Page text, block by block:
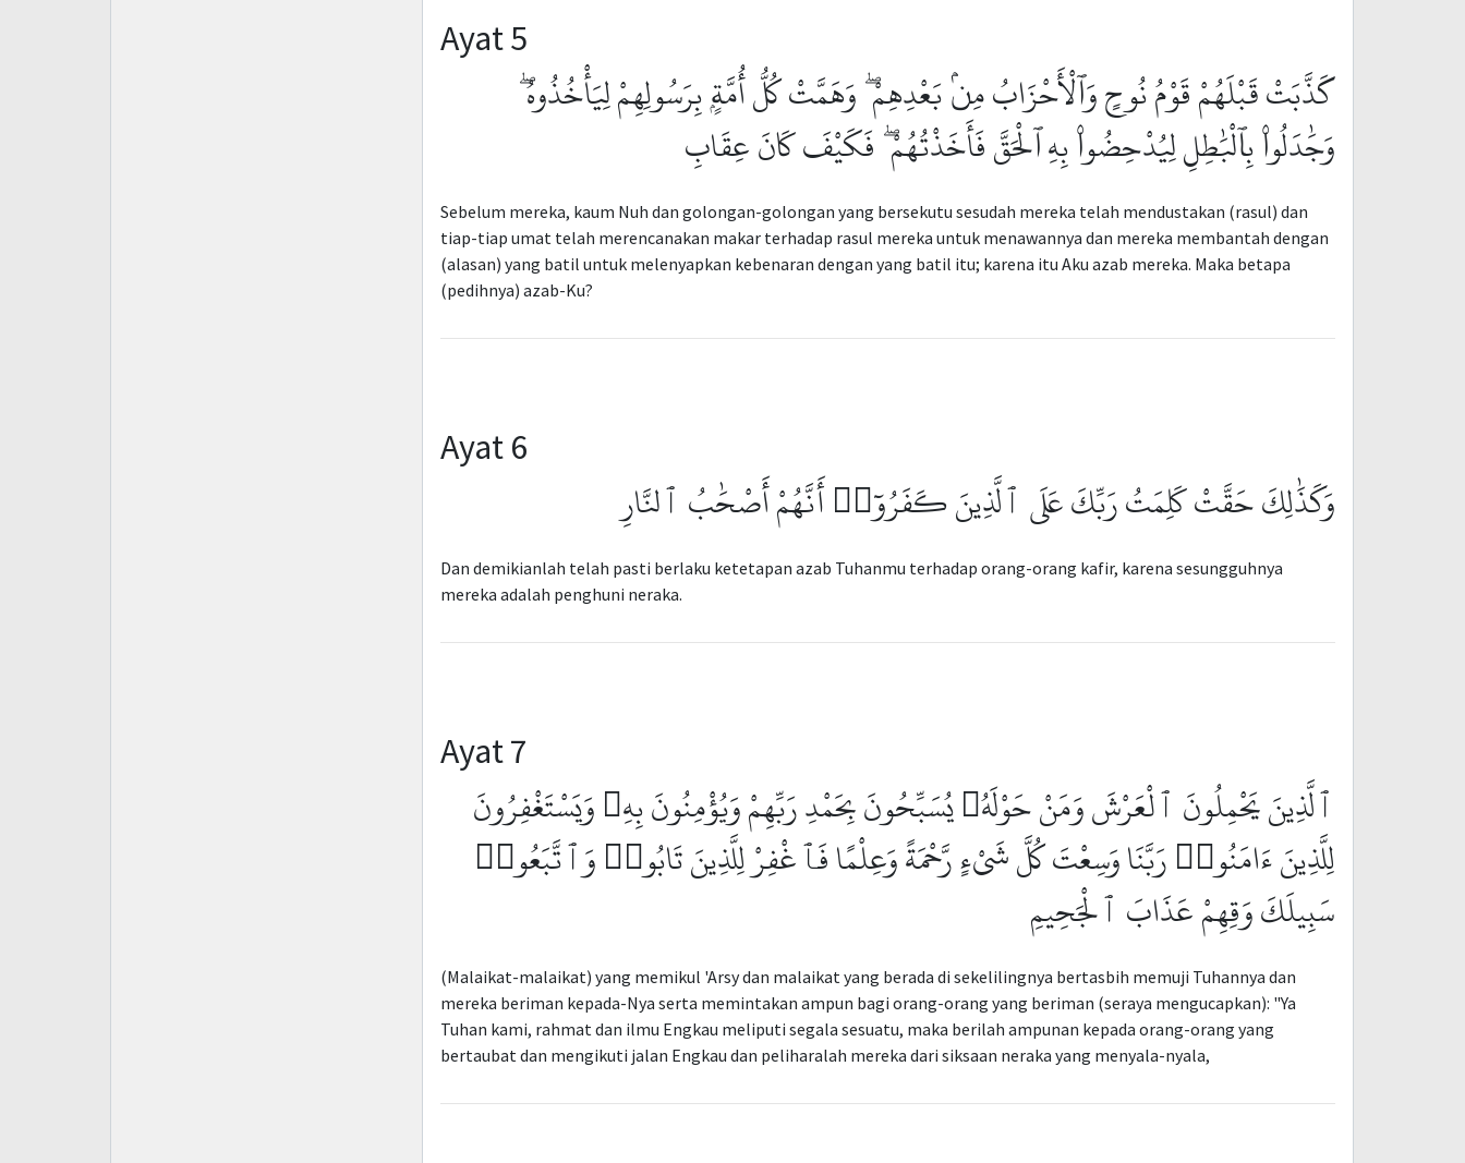
Ayat 5
كَذَّبَتْ قَبْلَهُمْ قَوْمُ نُوحٍ وَٱلْأَحْزَابُ مِنۢ بَعْدِهِمْ ۖ وَهَمَّتْ كُلُّ أُمَّةٍۭ بِرَسُولِهِمْ لِيَأْخُذُوهُ ۖ
وَجَٰدَلُوا۟ بِٱلْبَٰطِلِ لِيُدْحِضُوا۟ بِهِ ٱلْحَقَّ فَأَخَذْتُهُمْ ۖ فَكَيْفَ كَانَ عِقَابِ
Sebelum mereka, kaum Nuh dan golongan-golongan yang bersekutu sesudah mereka telah mendustakan (rasul) dan
tiap-tiap umat telah merencanakan makar terhadap rasul mereka untuk menawannya dan mereka membantah dengan
(alasan) yang batil untuk melenyapkan kebenaran dengan yang batil itu; karena itu Aku azab mereka. Maka betapa
(pedihnya) azab-Ku?
Ayat 6
وَكَذَٰلِكَ حَقَّتْ كَلِمَتُ رَبِّكَ عَلَى ٱلَّذِينَ كَفَرُوٓا۟ أَنَّهُمْ أَصْحَٰبُ ٱلنَّارِ
Dan demikianlah telah pasti berlaku ketetapan azab Tuhanmu terhadap orang-orang kafir, karena sesungguhnya
mereka adalah penghuni neraka.
Ayat 7
ٱلَّذِينَ يَحْمِلُونَ ٱلْعَرْشَ وَمَنْ حَوْلَهُۥ يُسَبِّحُونَ بِحَمْدِ رَبِّهِمْ وَيُؤْمِنُونَ بِهِۦ وَيَسْتَغْفِرُونَ
لِلَّذِينَ ءَامَنُوا۟ رَبَّنَا وَسِعْتَ كُلَّ شَىْءٍ رَّحْمَةً وَعِلْمًا فَٱغْفِرْ لِلَّذِينَ تَابُوا۟ وَٱتَّبَعُوا۟
سَبِيلَكَ وَقِهِمْ عَذَابَ ٱلْجَحِيمِ
(Malaikat-malaikat) yang memikul 'Arsy dan malaikat yang berada di sekelilingnya bertasbih memuji Tuhannya dan
mereka beriman kepada-Nya serta memintakan ampun bagi orang-orang yang beriman (seraya mengucapkan): "Ya
Tuhan kami, rahmat dan ilmu Engkau meliputi segala sesuatu, maka berilah ampunan kepada orang-orang yang
bertaubat dan mengikuti jalan Engkau dan peliharalah mereka dari siksaan neraka yang menyala-nyala,